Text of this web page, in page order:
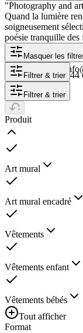
"Photography and
Quand la lumière
soigneusement
poésie tranquille des
saisonnières.
pause, à observer et
renseignement :
Masquer les
Filtrer & trier 44
Filtrer & trier
Produit
Art mural
Art mural encadré
Vêtements
Vêtements enfant
Vêtements bébés
Tout afficher
Format